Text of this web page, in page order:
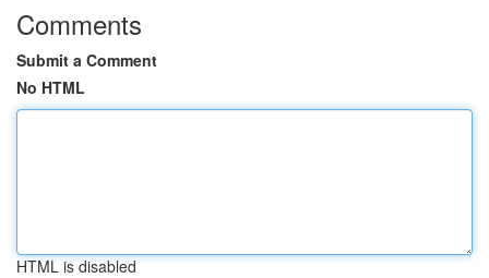
Comments
Submit a Comment
No HTML
HTML is disabled